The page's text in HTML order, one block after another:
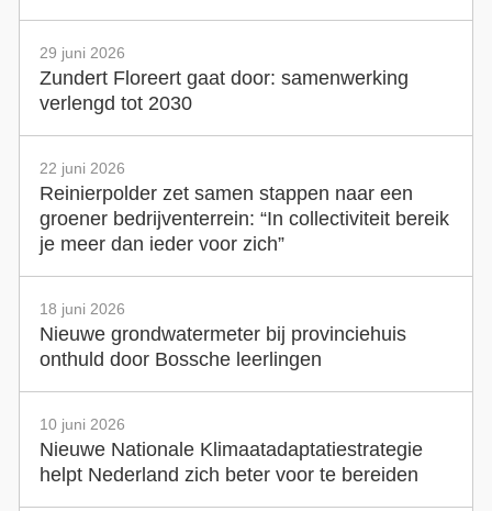
29 juni 2026
Zundert Floreert gaat door: samenwerking
verlengd tot 2030
22 juni 2026
Reinierpolder zet samen stappen naar een
groener bedrijventerrein: “In collectiviteit bereik
je meer dan ieder voor zich”
18 juni 2026
Nieuwe grondwatermeter bij provinciehuis
onthuld door Bossche leerlingen
10 juni 2026
Nieuwe Nationale Klimaatadaptatiestrategie
helpt Nederland zich beter voor te bereiden